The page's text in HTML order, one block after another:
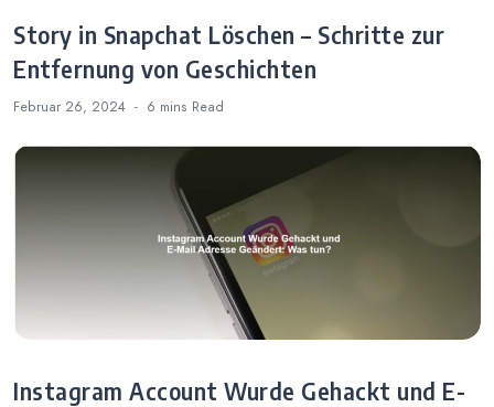
Story in Snapchat Löschen – Schritte zur
Entfernung von Geschichten
Februar 26, 2024 6 mins Read
Instagram Account Wurde Gehackt und E-